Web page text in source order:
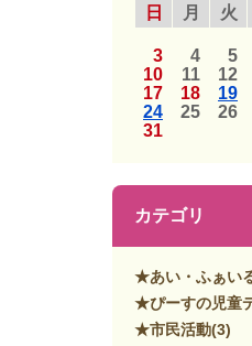
日
月 火
3
4 5
10
11 12
17
18 19
24
25 26
31
カテゴリ
★あい・ふぁい
★ぴーすの児童
★市民活動(3)